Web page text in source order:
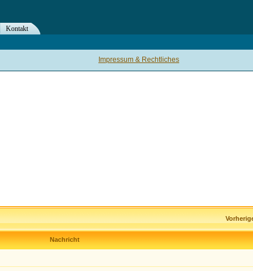
Nachricht
Impressum & Rechtliches
Kontakt